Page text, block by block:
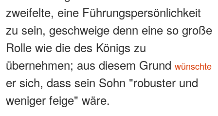
zweifelte, eine Führungspersönlichkeit
zu sein, geschweige denn eine so große
Rolle wie die des Königs zu
übernehmen; aus diesem Grund wünschte
er sich, dass sein Sohn "robuster und
weniger feige" wäre.